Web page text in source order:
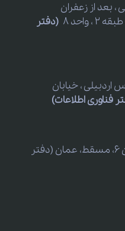
بعد از زعفران
8
(دفتر
اردبیلی ، خیابان
فناوری اطلاعات)
ال موج 335، خیابان 6، مسقط، عمان (دفتر